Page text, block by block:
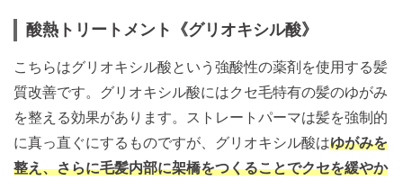
酸熱トリートメント《グリオキシル酸》
こちらはグリオキシル酸という強酸性の薬剤を使用する髪
質改善です。グリオキシル酸にはクセ毛特有の髪のゆがみ
を整える効果があります。ストレートパーマは髪を強制的
に真っ直ぐにするものですが、グリオキシル酸はゆがみを
整え、さらに毛髪内部に架橋をつくることでクセを緩やか